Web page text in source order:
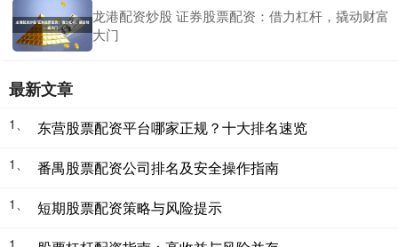
龙港配资炒股 证券股票配资：借力杠杆，撬动财富
大门
最新文章
1、 东营股票配资平台哪家正规？十大排名速览
1、 番禺股票配资公司排名及安全操作指南
1、 短期股票配资策略与风险提示